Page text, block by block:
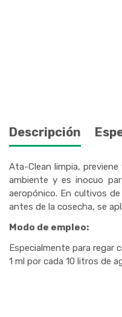
Descripción
Ata-Clean limpia,
ambiente y es inocuo
aeropónico. En cultivos
antes de la cosecha, se
Modo de empleo:
Especialmente para regar
1 ml por cada 10 litros de